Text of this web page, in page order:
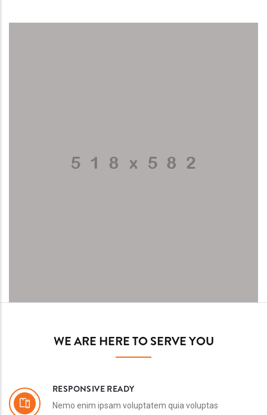
WE ARE HERE TO SERVE YOU
RESPONSIVE READY
Nemo enim ipsam voluptatem quia voluptas